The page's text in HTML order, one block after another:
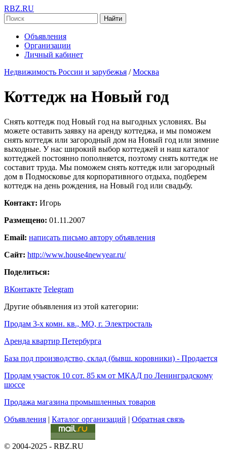
RBZ.RU
Найти
Объявления
Организации
Личный кабинет
Недвижимость России и зарубежья / Москва
Коттедж на Новый год
Снять коттедж под Новый год на выгодных условиях. Вы
можете оставить заявку на аренду коттеджа, и мы поможем
снять коттедж или загородный дом на Новый год или зимние
выходные. У нас широкий выбор коттеджей и наш каталог
коттеджей постоянно пополняется, поэтому снять коттедж не
составит труда. Мы поможем снять коттедж или загородный
дом в Подмосковье для корпоративного отдыха, подберем
коттедж на день рождения, на Новый год или свадьбу.
Контакт: Игорь
Размещено: 01.11.2007
Email: написать письмо автору объявления
Сайт: http://www.house4newyear.ru/
Поделиться:
ВКонтакте Telegram
Другие объявления из этой категории:
Продам 3-х комн. кв., МО, г. Электросталь
Аренда квартир Петербурга
База под производство, склад (бывш. коровники) - Продается
Продам участок 10 сот. 85 км от МКАД по Ленинградскому
шоссе
Продажа магазина промышленных товаров
Объявления | Каталог организаций | Обратная связь
© 2004-2025 - RBZ.RU